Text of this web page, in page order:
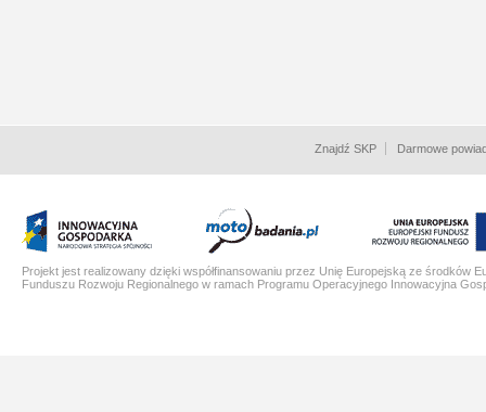
Znajdź SKP Darmowe
Projekt jest realizowany dzięki współfinansowaniu przez Unię Europejską ze środków
Funduszu Rozwoju Regionalnego w ramach Programu Operacyjnego Innowacyjna